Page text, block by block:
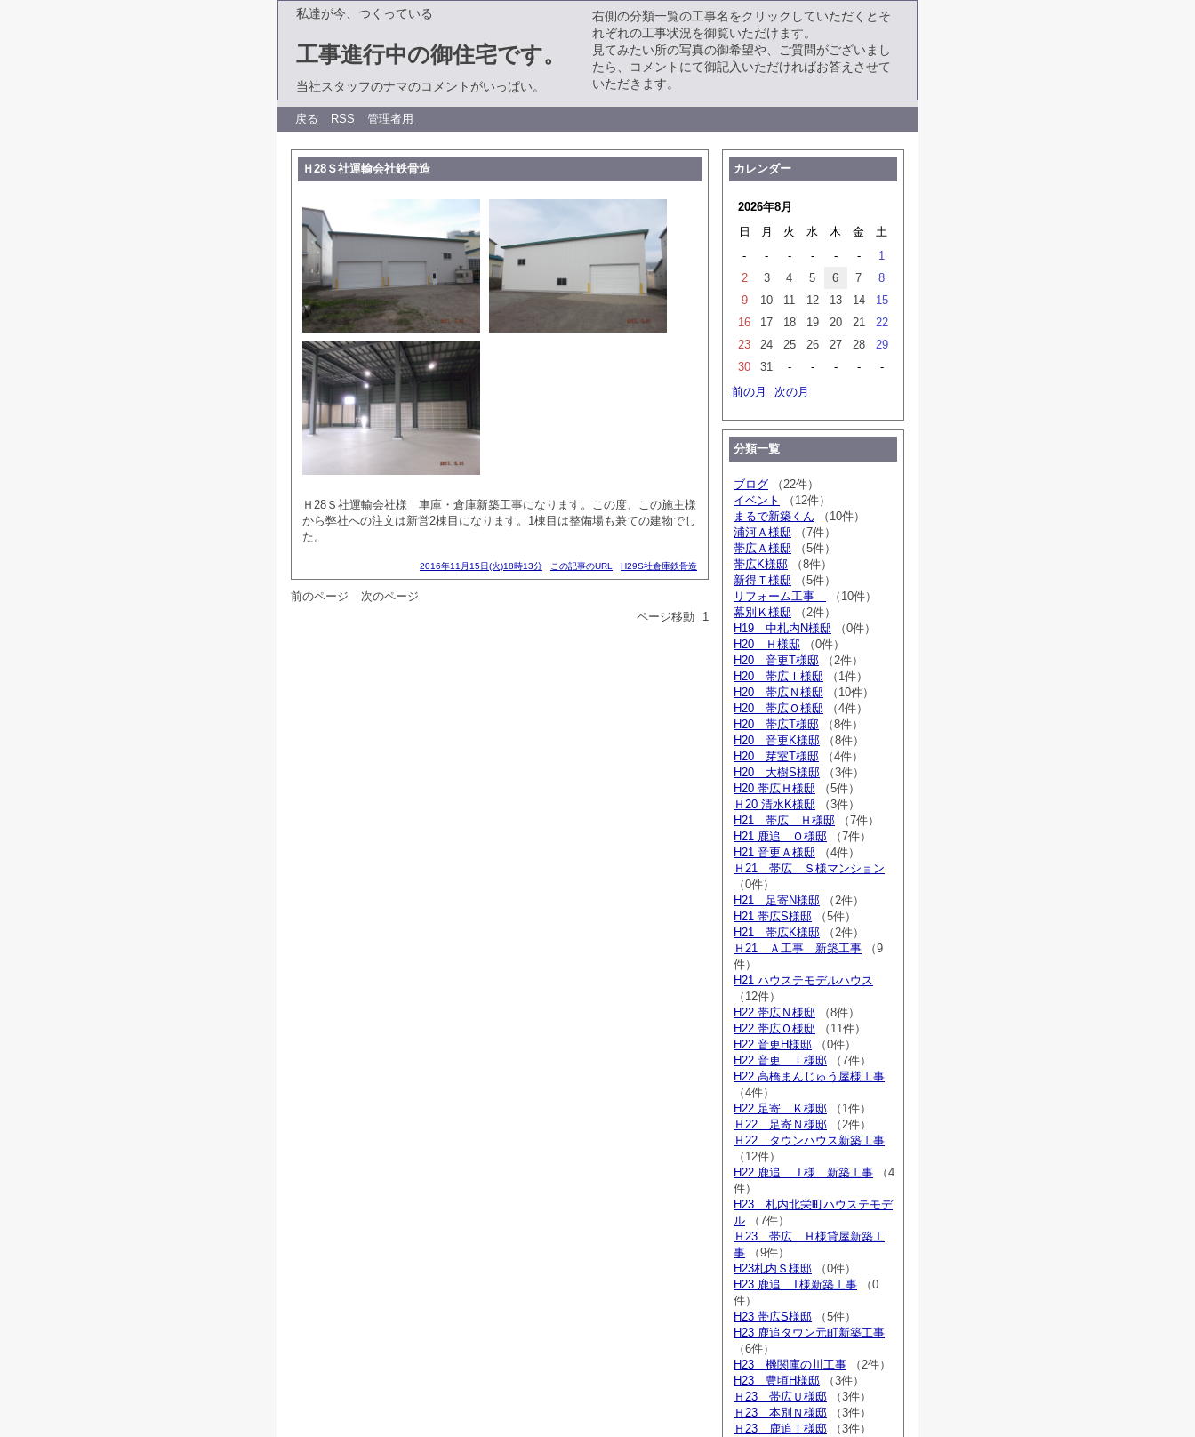
私達が今、つくっている
工事進行中の御住宅です。
当社スタッフのナマのコメントがいっぱい。
右側の分類一覧の工事名をクリックしていただくとそ
れぞれの工事状況を御覧いただけます。
見てみたい所の写真の御希望や、ご質問がございまし
たら、コメントにて御記入いただければお答えさせて
いただきます。
戻る RSS 管理者用
Ｈ28Ｓ社運輸会社鉄骨造
Ｈ28Ｓ社運輸会社様 車庫・倉庫新築工事になります。この度、この施主様
から弊社への注文は新営2棟目になります。1棟目は整備場も兼ての建物でし
た。
2016年11月15日(火)18時13分 この記事のURL H29S社倉庫鉄骨造
前のページ
次のページ
ページ移動
1
カレンダー
2026年8月
日
月 火 水 木 金
土
-
- - - - -
1
2
3 4 5 6 7
8
9
10 11 12 13 14
15
16
17 18 19 20 21
22
23
24 25 26 27 28
29
30
31 - - - -
-
前の月
次の月
分類一覧
ブログ （22件）
イベント
（12件）
まるで新築くん （10件）
浦河Ａ様邸 （7件）
帯広Ａ様邸 （5件）
帯広K様邸 （8件）
新得Ｔ様邸 （5件）
リフォーム工事
（10件）
幕別Ｋ様邸 （2件）
H19 中札内N様邸 （0件）
H20 Ｈ様邸 （0件）
H20 音更T様邸 （2件）
H20 帯広Ｉ様邸 （1件）
H20 帯広Ｎ様邸 （10件）
H20 帯広Ｏ様邸 （4件）
H20 帯広T様邸 （8件）
H20 音更K様邸 （8件）
H20 芽室T様邸 （4件）
H20 大樹S様邸 （3件）
H20 帯広Ｈ様邸 （5件）
Ｈ20 清水K様邸 （3件）
H21 帯広 Ｈ様邸 （7件）
H21 鹿追 Ｏ様邸 （7件）
H21 音更Ａ様邸 （4件）
Ｈ21 帯広 Ｓ様マンション
（0件）
H21 足寄N様邸 （2件）
H21 帯広S様邸 （5件）
H21 帯広K様邸 （2件）
Ｈ21 Ａ工事 新築工事 （9
件）
H21 ハウステモデルハウス
（12件）
H22 帯広Ｎ様邸 （8件）
H22 帯広Ｏ様邸 （11件）
H22 音更H様邸 （0件）
H22 音更 Ｉ様邸 （7件）
H22 高橋まんじゅう屋様工事
（4件）
H22 足寄 Ｋ様邸 （1件）
Ｈ22 足寄Ｎ様邸 （2件）
Ｈ22 タウンハウス新築工事
（12件）
H22 鹿追 Ｊ様 新築工事 （4
件）
H23 札内北栄町ハウステモデ
ル （7件）
Ｈ23 帯広 Ｈ様貸屋新築工
事 （9件）
H23札内Ｓ様邸 （0件）
H23 鹿追 T様新築工事 （0
件）
H23 帯広S様邸 （5件）
H23 鹿追タウン元町新築工事
（6件）
H23 機関庫の川工事 （2件）
H23 豊頃H様邸 （3件）
Ｈ23 帯広Ｕ様邸 （3件）
Ｈ23 本別Ｎ様邸 （3件）
Ｈ23 鹿追Ｔ様邸 （3件）